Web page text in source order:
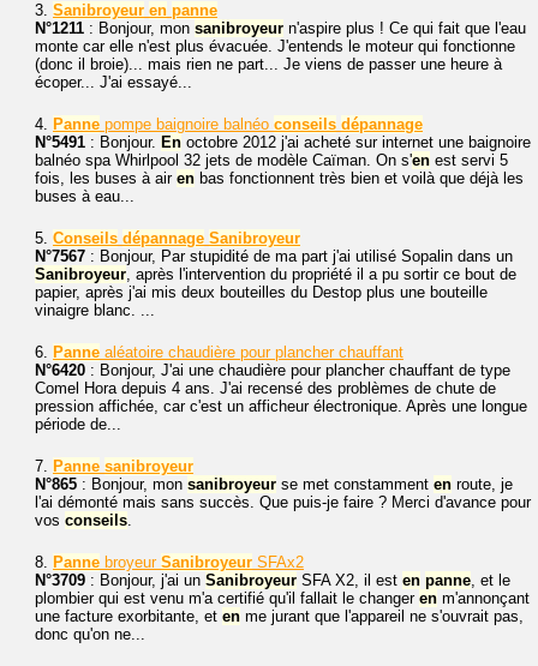
3. Sanibroyeur en panne
N°1211 : Bonjour, mon sanibroyeur n'aspire plus ! Ce qui fait que l'eau
monte car elle n'est plus évacuée. J'entends le moteur qui fonctionne
(donc il broie)... mais rien ne part... Je viens de passer une heure à
écoper... J'ai essayé...
4. Panne pompe baignoire balnéo conseils dépannage
N°5491 : Bonjour. En octobre 2012 j'ai acheté sur internet une baignoire
balnéo spa Whirlpool 32 jets de modèle Caïman. On s'en est servi 5
fois, les buses à air en bas fonctionnent très bien et voilà que déjà les
buses à eau...
5. Conseils dépannage Sanibroyeur
N°7567 : Bonjour, Par stupidité de ma part j'ai utilisé Sopalin dans un
Sanibroyeur, après l'intervention du propriété il a pu sortir ce bout de
papier, après j'ai mis deux bouteilles du Destop plus une bouteille
vinaigre blanc. ...
6. Panne aléatoire chaudière pour plancher chauffant
N°6420 : Bonjour, J'ai une chaudière pour plancher chauffant de type
Comel Hora depuis 4 ans. J'ai recensé des problèmes de chute de
pression affichée, car c'est un afficheur électronique. Après une longue
période de...
7. Panne sanibroyeur
N°865 : Bonjour, mon sanibroyeur se met constamment en route, je
l'ai démonté mais sans succès. Que puis-je faire ? Merci d'avance pour
vos conseils.
8. Panne broyeur Sanibroyeur SFAx2
N°3709 : Bonjour, j'ai un Sanibroyeur SFA X2, il est en panne, et le
plombier qui est venu m'a certifié qu'il fallait le changer en m'annonçant
une facture exorbitante, et en me jurant que l'appareil ne s'ouvrait pas,
donc qu'on ne...